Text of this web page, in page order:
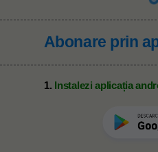
Abonare prin
1. Instalezi aplicația